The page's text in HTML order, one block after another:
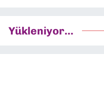
Yükleniyor...